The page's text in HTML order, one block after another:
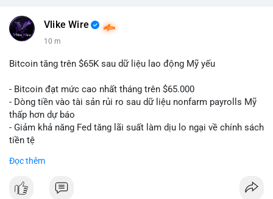
Vlike Wire
10 m
Bitcoin tăng trên $65K sau dữ liệu lao động Mỹ yếu
- Bitcoin đạt mức cao nhất tháng trên $65.000
- Dòng tiền vào tài sản rủi ro sau dữ liệu nonfarm payrolls Mỹ
thấp hơn dự báo
- Giảm khả năng Fed tăng lãi suất làm dịu lo ngại về chính sách
tiền tệ
Đọc thêm